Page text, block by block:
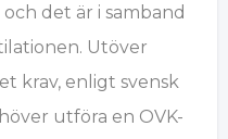
det är i samband
Utöver
krav, enligt svensk
utföra en OVK-